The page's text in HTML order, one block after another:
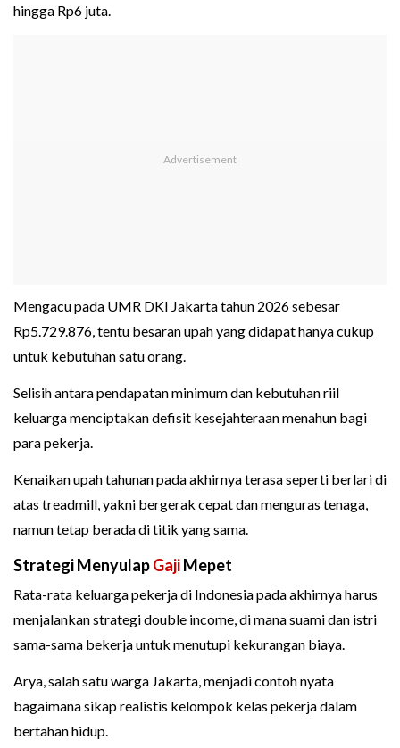
hingga Rp6 juta.
Mengacu pada UMR DKI Jakarta tahun 2026 sebesar
Rp5.729.876, tentu besaran upah yang didapat hanya cukup
untuk kebutuhan satu orang.
Selisih antara pendapatan minimum dan kebutuhan riil
keluarga menciptakan defisit kesejahteraan menahun bagi
para pekerja.
Kenaikan upah tahunan pada akhirnya terasa seperti berlari di
atas treadmill, yakni bergerak cepat dan menguras tenaga,
namun tetap berada di titik yang sama.
Strategi MenyulapGajiMepet
Rata-rata keluarga pekerja di Indonesia pada akhirnya harus
menjalankan strategi double income, di mana suami dan istri
sama-sama bekerja untuk menutupi kekurangan biaya.
Arya, salah satu warga Jakarta, menjadi contoh nyata
bagaimana sikap realistis kelompok kelas pekerja dalam
bertahan hidup.